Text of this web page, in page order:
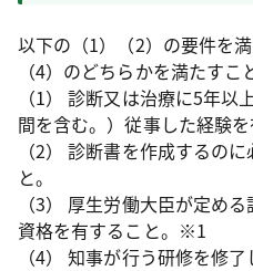
以下の（1）（2）の要件を
（4）のどちらかを満たすこ
（1） 診断又は治療に5年
間を含む。）従事した経験を
（2） 診断書を作成するの
と。
（3） 厚生労働大臣が定め
資格を有すること。※1
（4） 知事が行う研修を修